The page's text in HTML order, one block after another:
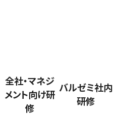
全社・マネジ
メント向け研
修
バルゼミ社内
研修